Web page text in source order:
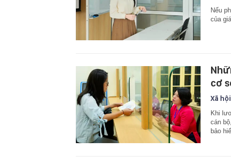
Nếu
của
cơ
Xã hội
Khi
cán
bảo